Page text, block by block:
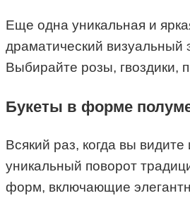
Еще одна уникальная и
драматический
Выбирайте розы, гвоздики,
Букеты в форме
Всякий раз, когда вы
уникальный поворот
форм, включающие